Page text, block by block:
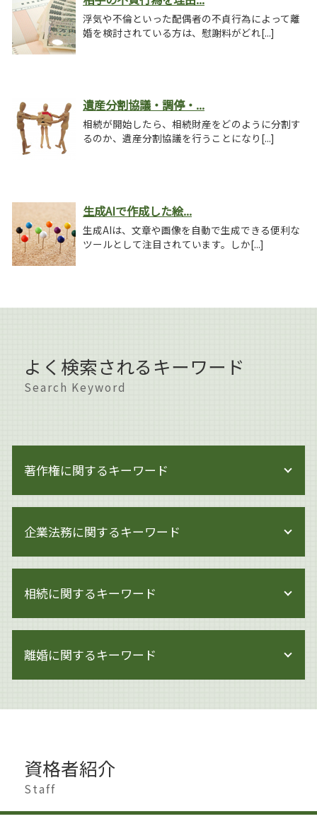
浮気や不倫といった配偶者の不貞行為によって離
婚を検討されている方は、慰謝料がどれ[...]
遺産分割協議・調停・...
相続が開始したら、相続財産をどのように分割す
るのか、遺産分割協議を行うことになり[...]
生成AIで作成した絵...
生成AIは、文章や画像を自動で生成できる便利な
ツールとして注目されています。しか[...]
よく検索されるキーワード
Search Keyword
著作権に関するキーワード
著作権とは 写真
著作権 対象
著作権 著作隣接権 違い
著作権侵害 身近な例
著作権 訴えられなければ
著作権侵害にならない
著作権とは 音楽
著作権 訴えられた
著作権とは 画像
著作権 損害賠償
著作権侵害
企業法務に関するキーワード
モンスター社員 解雇
企業法務 調査
企業法務 労働法
内部管理体制 見直し
企業法務 トラブル
企業法務 課題
事業承継 代表者 変更
企業法務 労働
相続に関するキーワード
土地 生前対策
遺留分 侵害
相続 申告不要
遺言書作成 大田区
相続 借金
遺産分割 新たな財産
離婚に関するキーワード
離婚 大田区
離婚 杉並区
資格者紹介
Staff